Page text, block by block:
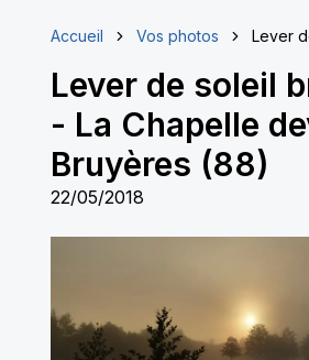
Accueil Vos photos Lever
Lever de soleil
- La Chapelle
Bruyères (88)
22/05/2018